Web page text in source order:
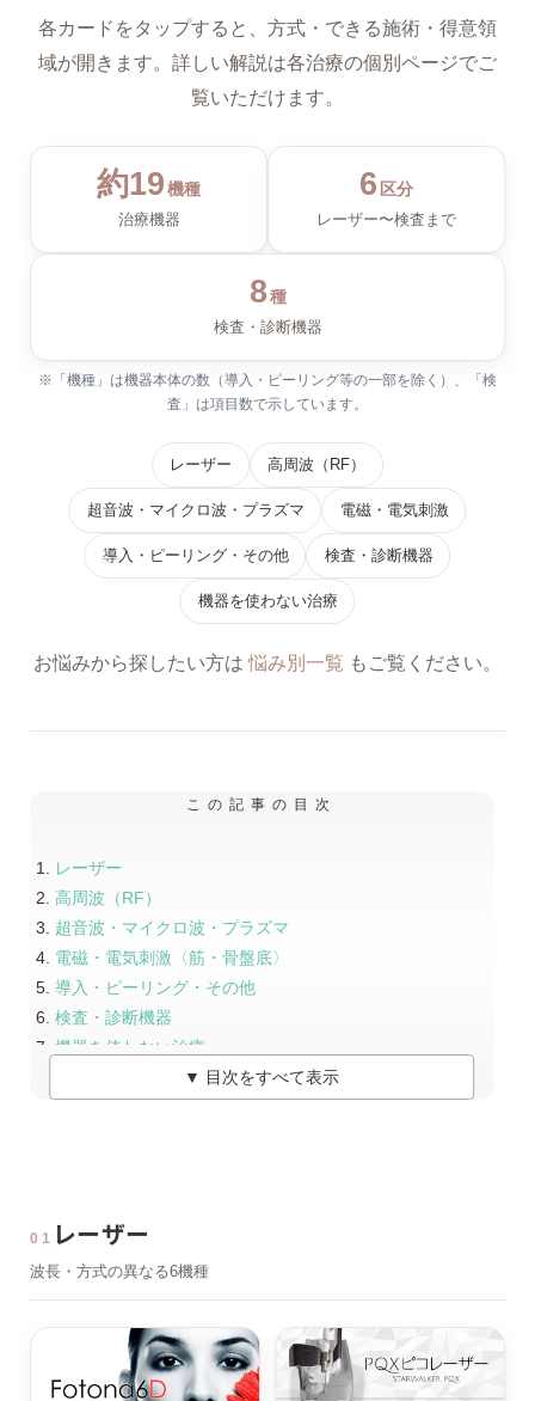
各カードをタップすると、方式・できる施術・得意領
域が開きます。詳しい解説は各治療の個別ページでご
覧いただけます。
約19機種
治療機器
6 区分
レーザー〜検査まで
8種
検査・診断機器
※「機種」は機器本体の数（導入・ピーリング等の一部を除く）、「検
査」は項目数で示しています。
レーザー 高周波（RF）
超音波・マイクロ波・プラズマ 電磁・電気刺激
導入・ピーリング・その他 検査・診断機器
機器を使わない治療
お悩みから探したい方は悩み別一覧 もご覧ください。
この記事の目次
レーザー
高周波（RF）
超音波・マイクロ波・プラズマ
電磁・電気刺激〈筋・骨盤底〉
導入・ピーリング・その他
検査・診断機器
機器を使わない治療
注入・スキンブースター▼ 目次をすべて表示
01 レーザー
波長・方式の異なる6機種